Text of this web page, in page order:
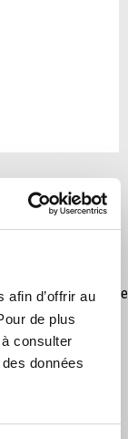
d’offrir au
de plus
consulter
données
au Lithium polymère
poids (-2.5kg par